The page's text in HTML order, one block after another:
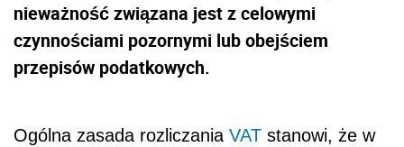
nieważność związana jest z celowymi
czynnościami pozornymi lub obejściem
przepisów podatkowych.
Ogólna zasada rozliczania VAT stanowi, że w